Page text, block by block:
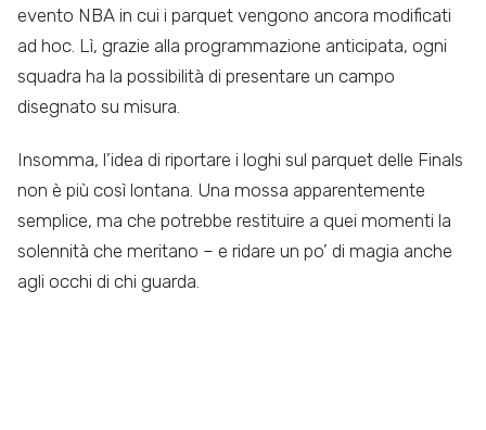
evento NBA in cui i parquet vengono ancora modificati
ad hoc. Lì, grazie alla programmazione anticipata, ogni
squadra ha la possibilità di presentare un campo
disegnato su misura.
Insomma, l’idea di riportare i loghi sul parquet delle Finals
non è più così lontana. Una mossa apparentemente
semplice, ma che potrebbe restituire a quei momenti la
solennità che meritano – e ridare un po’ di magia anche
agli occhi di chi guarda.